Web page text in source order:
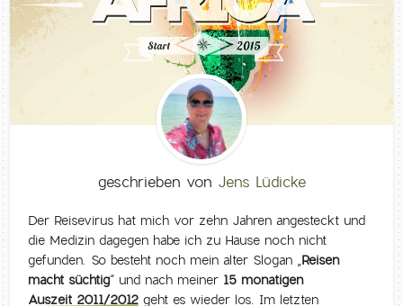
geschrieben von Jens Lüdicke
Der Reisevirus hat mich vor zehn Jahren angesteckt und
die Medizin dagegen habe ich zu Hause noch nicht
gefunden. So besteht noch mein alter Slogan „Reisen
macht süchtig“ und nach meiner 15 monatigen
Auszeit 2011/2012 geht es wieder los. Im letzten